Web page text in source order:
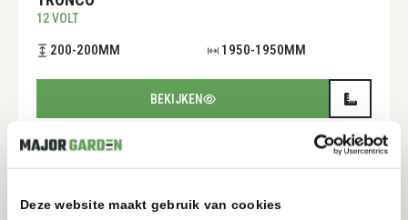
Deze website maakt gebruik van cookies
12 VOLT
200-200MM 1950-1950MM
BEKIJKEN